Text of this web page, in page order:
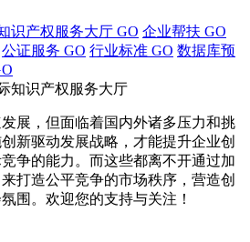
识产权服务大厅 GO 企业帮扶 GO
公证服务 GO 行业标准 GO 数据库预
展，但面临着国内外诸多压力和挑
新驱动发展战略，才能提升企业创
争的能力。而这些都离不开通过加
打造公平竞争的市场秩序，营造创
围。欢迎您的支持与关注！